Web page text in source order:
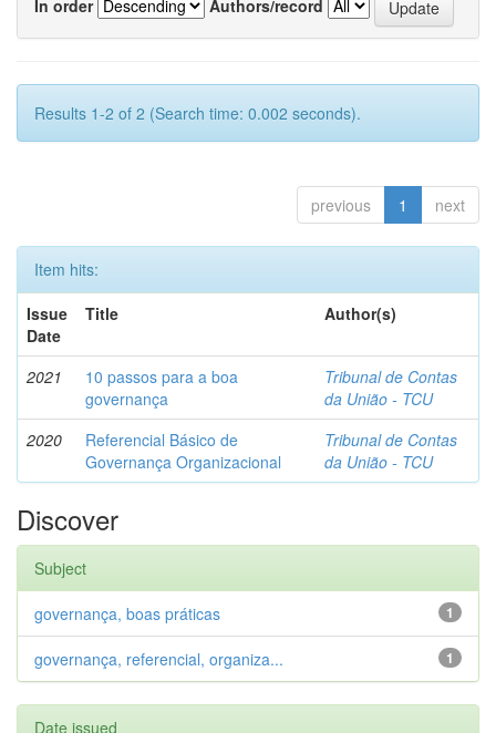
In order
Authors/record
Results 1-2 of 2 (Search time: 0.002 seconds).
previous 1 next
Item hits:
Issue
Date
Title Author(s)
2021
10 passos para a boa
governança
Tribunal de Contas
da União - TCU
2020
Referencial Básico de
Governança Organizacional
Tribunal de Contas
da União - TCU
Discover
Subject
1
governança, boas práticas
1
governança, referencial, organiza...
Date issued